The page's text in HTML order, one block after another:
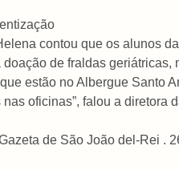
contou que os alunos
doação de fraldas
estão no Albergue Santo
nas oficinas”, falou a diretora
de São João del-Rei .